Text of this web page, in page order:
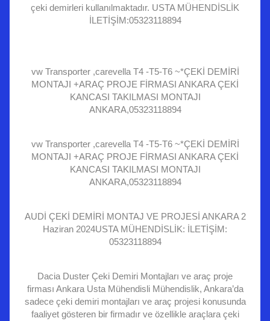
çeki demirleri kullanılmaktadır. USTA MÜHENDİSLİK
İLETİŞİM:05323118894
vw Transporter ,carevella T4 -T5-T6 ~*ÇEKİ DEMİRİ
MONTAJI +ARAÇ PROJE FİRMASI ANKARA ÇEKİ
KANCASI TAKILMASI MONTAJI
ANKARA,05323118894
vw Transporter ,carevella T4 -T5-T6 ~*ÇEKİ DEMİRİ
MONTAJI +ARAÇ PROJE FİRMASI ANKARA ÇEKİ
KANCASI TAKILMASI MONTAJI
ANKARA,05323118894
AUDİ ÇEKİ DEMİRİ MONTAJ VE PROJESİ ANKARA 2
Haziran 2024USTA MÜHENDİSLİK: İLETİŞİM:
05323118894
Dacia Duster Çeki Demiri Montajları ve araç proje
firması Ankara Usta Mühendisli Mühendislik, Ankara’da
sadece çeki demiri montajları ve araç projesi konusunda
faaliyet gösteren bir firmadır ve özellikle araçlara çeki